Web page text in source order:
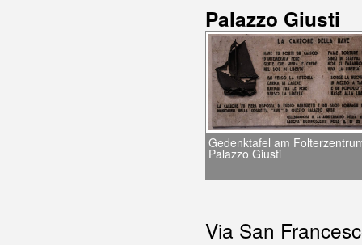
Palazzo Giusti
Gedenktafel am
Palazzo Giusti
Via San